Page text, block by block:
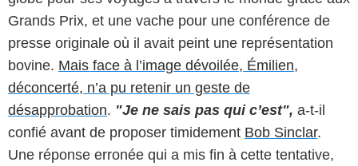
Grands Prix, et une vache pour une conférence de
presse originale où il avait peint une représentation
bovine. Mais face à l’image dévoilée, Émilien,
déconcerté, n’a pu retenir un geste de
désapprobation. "Je ne sais pas qui c’est", a-t-il
confié avant de proposer timidement Bob Sinclar.
Une réponse erronée qui a mis fin à cette tentative,